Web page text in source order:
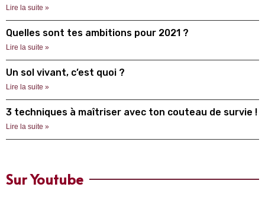
Lire la suite »
Quelles sont tes ambitions pour 2021 ?
Lire la suite »
Un sol vivant, c’est quoi ?
Lire la suite »
3 techniques à maîtriser avec ton couteau de survie !
Lire la suite »
Sur Youtube